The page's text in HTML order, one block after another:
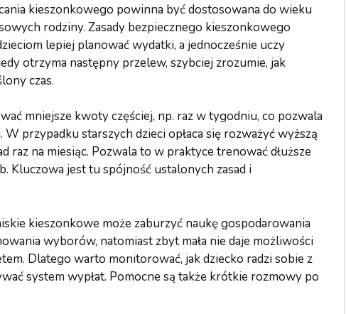
kieszonkowego powinna być dostosowana do wieku
rodziny. Zasady bezpiecznego kieszonkowego
lepiej planować wydatki, a jednocześnie uczy
otrzyma następny przelew, szybciej zrozumie, jak
czas.
mniejsze kwoty częściej, np. raz w tygodniu, co pozwala
przypadku starszych dzieci opłaca się rozważyć wyższą
raz na miesiąc. Pozwala to w praktyce trenować dłuższe
Kluczowa jest tu spójność ustalonych zasad i
kieszonkowe może zaburzyć naukę gospodarowania
wyborów, natomiast zbyt mała nie daje możliwości
Dlatego warto monitorować, jak dziecko radzi sobie z
system wypłat. Pomocne są także krótkie rozmowy po